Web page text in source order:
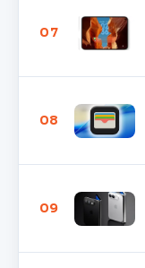
07
08
09